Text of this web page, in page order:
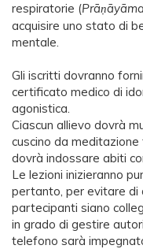
respiratorie (Prāṇāyāma
acquisire uno stato di
mentale.
Gli iscritti dovranno
certificato medico di
agonistica.
Ciascun allievo dovrà
cuscino da
dovrà indossare abiti
Le lezioni inizieranno
pertanto, per evitare di
partecipanti siano
in grado di gestire
telefono sarà